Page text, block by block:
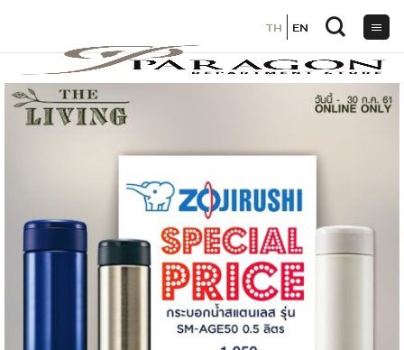
เนื้อหา
TH EN
TH EN